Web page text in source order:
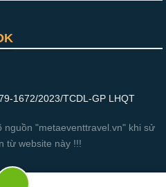
1672/2023/TCDL-GP LHQT
nguồn "metaeventtravel.vn" khi sử
từ website này !!!